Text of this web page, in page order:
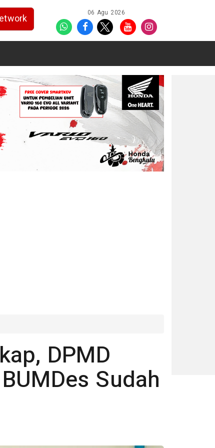
06 Agu 2026
DPMD
Sudah